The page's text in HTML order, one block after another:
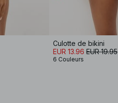
Culotte de bikini
EUR 13.96 EUR 19.95
6 Couleurs